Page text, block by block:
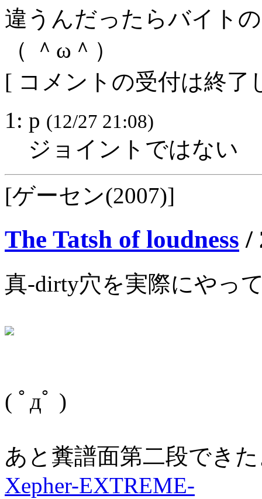
違うんだったらバイト
（ ＾ω＾）
[ コメントの受付は終了
1: p (12/27 21:08)
ジョイントではない
[ゲーセン(2007)]
The Tatsh of loudness /
真-dirty穴を実際にやっ
( ﾟдﾟ )
あと糞譜面第二段でき
Xepher-EXTREME-